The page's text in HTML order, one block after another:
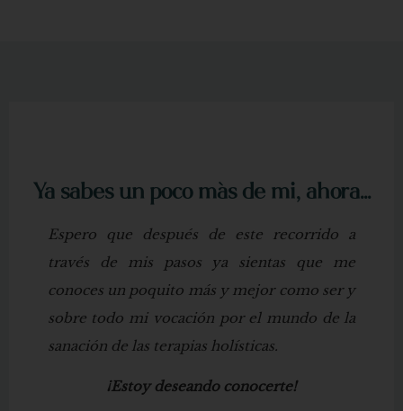
Ya sabes un poco más de mi, ahora...
Espero que después de este recorrido a
través de mis pasos ya sientas que me
conoces un poquito más y mejor como ser y
sobre todo mi vocación por el mundo de la
sanación de las terapias holísticas.
¡Estoy deseando conocerte!